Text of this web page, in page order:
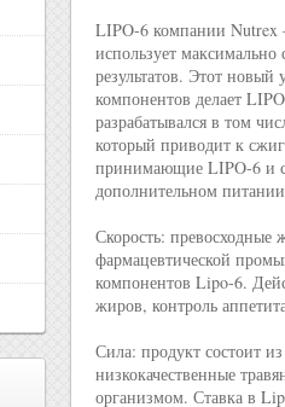
LIPO-6 компании Nutrex
использует
результатов. Этот
компонентов делает
разрабатывался в том
который приводит к
принимающие LIPO-6 и
дополнительном
Скорость:
фармацевтической
компонентов Lipo-6.
жиров, контроль
Сила: продукт состоит
низкокачественные
организмом. Ставка в